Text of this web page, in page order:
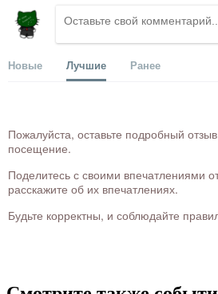
Новые Лучшие Ранее
Пожалуйста, оставьте подробный
посещение.
Поделитесь с своими впечатлениями
расскажите об их впечатлениях.
Будьте корректны, и соблюдайте